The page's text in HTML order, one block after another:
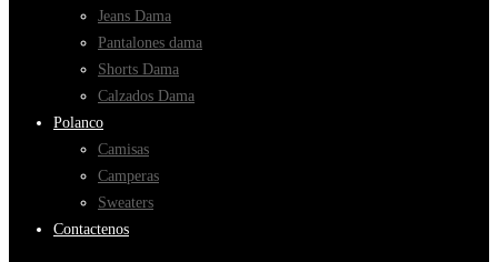
Jeans Dama
Pantalones dama
Shorts Dama
Calzados Dama
Polanco
Camisas
Camperas
Sweaters
Contactenos